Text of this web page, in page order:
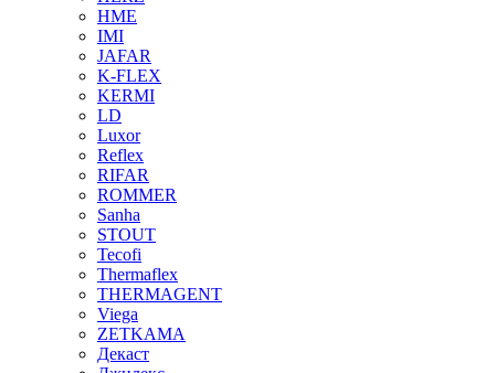
HME
IMI
JAFAR
K-FLEX
KERMI
LD
Luxor
Reflex
RIFAR
ROMMER
Sanha
STOUT
Tecofi
Thermaflex
THERMAGENT
Viega
ZETKAMA
Декаст